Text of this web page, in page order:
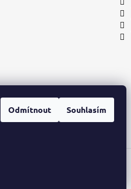
Odmítnout Souhlasím